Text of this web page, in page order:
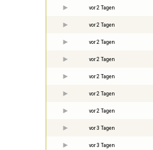
vor 2 Tagen
vor 2 Tagen
vor 2 Tagen
vor 2 Tagen
vor 2 Tagen
vor 2 Tagen
vor 2 Tagen
vor 3 Tagen
vor 3 Tagen